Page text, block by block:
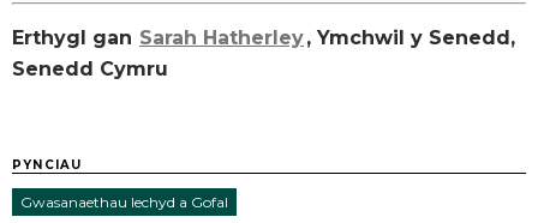
Erthygl gan Sarah Hatherley, Ymchwil y Senedd,
Senedd Cymru
PYNCIAU
Gwasanaethau Iechyd a Gofal